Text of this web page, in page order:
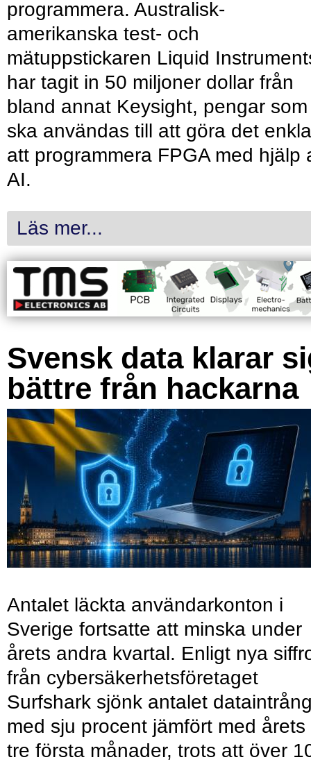
programmera. Australisk-
amerikanska test- och
mätuppstickaren Liquid
har tagit in 50 miljoner dollar från
bland annat Keysight, pengar som
ska användas till att göra det
att programmera FPGA med hjälp
AI.
Läs mer...
Svensk data klarar
bättre från hackarna
Antalet läckta användarkonton i
Sverige fortsatte att minska under
årets andra kvartal. Enligt nya
från cybersäkerhetsföretaget
Surfshark sjönk antalet
med sju procent jämfört med årets
tre första månader, trots att över